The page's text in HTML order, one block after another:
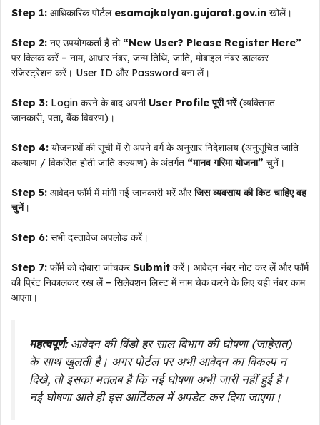
Step 1: आधिकारिक पोर्टल esamajkalyan.gujarat.gov.in खोलें।
Step 2: नए उपयोगकर्ता हैं तो “New User? Please Register Here”
पर क्लिक करें – नाम, आधार नंबर, जन्म तिथि, जाति, मोबाइल नंबर डालकर
रजिस्ट्रेशन करें। User ID और Password बना लें।
Step 3: Login करने के बाद अपनी User Profile पूरी भरें(व्यक्तिगत
जानकारी, पता, बैंक विवरण)।
Step 4: योजनाओं की सूची में से अपने वर्ग के अनुसार निदेशालय (अनुसूचित जाति
कल्याण / विकसित होती जाति कल्याण) के अंतर्गत “मानव गरिमा योजना” चुनें।
Step 5: आवेदन फॉर्म में मांगी गई जानकारी भरें औरजिस व्यवसाय की किट चाहिए वह
चुनें।
Step 6: सभी दस्तावेज अपलोड करें।
Step 7: फॉर्म को दोबारा जांचकरSubmit करें। आवेदन नंबर नोट कर लें और फॉर्म
की प्रिंट निकालकर रख लें – सिलेक्शन लिस्ट में नाम चेक करने के लिए यही नंबर काम
आएगा।
महत्वपूर्ण:आवेदन की विंडो हर साल विभाग की घोषणा (जाहेरात)
के साथ खुलती है। अगर पोर्टल पर अभी आवेदन का विकल्प न
दिखे, तो इसका मतलब है कि नई घोषणा अभी जारी नहीं हुई है।
नई घोषणा आते ही इस आर्टिकल में अपडेट कर दिया जाएगा।